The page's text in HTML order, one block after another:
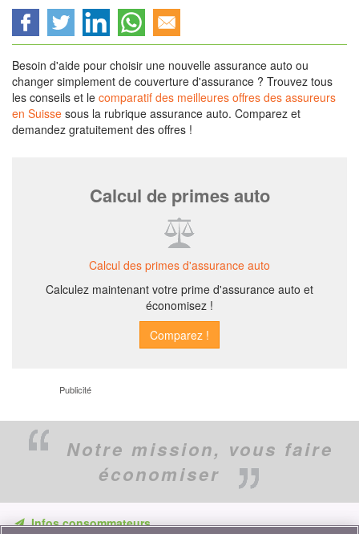
Besoin d'aide pour choisir une nouvelle assurance auto ou
changer simplement de couverture d'assurance ? Trouvez tous
les conseils et le comparatif des meilleures offres des assureurs
en Suisse sous la rubrique assurance auto. Comparez et
demandez gratuitement des offres !
Calcul de primes auto
Calcul des primes d'assurance auto
Calculez maintenant votre prime d'assurance auto et
économisez !
Publicité
Notre mission, vous faire
économiser
Infos consommateurs